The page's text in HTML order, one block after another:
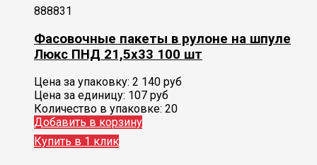
888831
Фасовочные пакеты в рулоне на шпуле
Люкс ПНД 21,5х33 100 шт
Цена за упаковку: 2 140 руб
Цена за единицу: 107 руб
Количество в упаковке: 20
Добавить в корзину
Купить в 1 клик